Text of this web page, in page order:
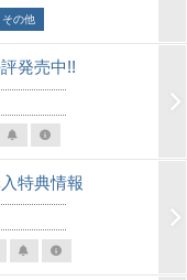
その他
発売中!!
特典情報